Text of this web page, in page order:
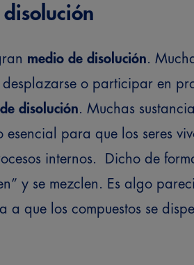
medio de disolución.
o participar en
disolución. Muchas
para que los seres
internos.
Dicho de
y se mezclen. Es algo
que los compuestos se